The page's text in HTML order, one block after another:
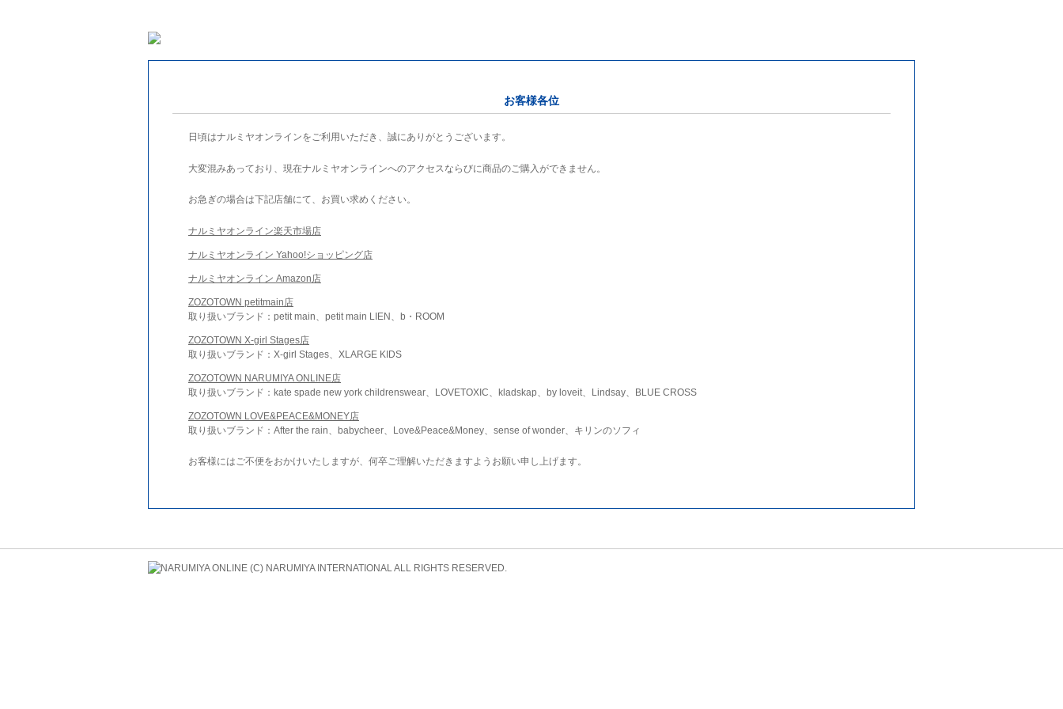
お客様各位
日頃はナルミヤオンラインをご利用いただき、誠にありがとうございます。
大変混みあっており、現在ナルミヤオンラインへのアクセスならびに商品のご購入ができません。
お急ぎの場合は下記店舗にて、お買い求めください。
ナルミヤオンライン楽天市場店
ナルミヤオンライン Yahoo!ショッピング店
ナルミヤオンライン Amazon店
ZOZOTOWN petitmain店
取り扱いブランド：petit main、petit main LIEN、b・ROOM
ZOZOTOWN X-girl Stages店
取り扱いブランド：X-girl Stages、XLARGE KIDS
ZOZOTOWN NARUMIYA ONLINE店
取り扱いブランド：kate spade new york childrenswear、LOVETOXIC、kladskap、by loveit、Lindsay、BLUE CROSS
ZOZOTOWN LOVE&PEACE&MONEY店
取り扱いブランド：After the rain、babycheer、Love&Peace&Money、sense of wonder、キリンのソフィ
お客様にはご不便をおかけいたしますが、何卒ご理解いただきますようお願い申し上げます。